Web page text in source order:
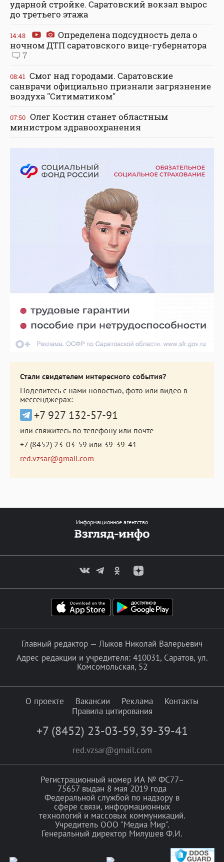
ударной стройке. Саратовский вокзал вырос
до третьего этажа
14:48
Определена подсудность дела о
ночном ДТП саратовского вице-губернатора
7
08:41 Смог над городами. Саратовские
санврачи официально признали загрязнение
воздуха "Ситиматиком"
07:50 Олег Костин станет областным
министром здравоохранения
Стали свидетелем интересного события?
Поделитесь с нами новостью, фото или видео в
мессенджерах:
+7 927 132-57-91
или свяжитесь по телефону или почте
+7 (8452) 23-03-59 или 39-39-41
red.vzsar@gmail.com
Информационное агентство
Главный редактор — Лыков Николай Валерьевич
Адрес редакции и учредителя: 410031, Саратов, ул.
Комсомольская, 52
О проекте Вакансии Реклама
Контакты
Правила цитирования
+7 (8452) 23-03-59, 39-39-41
red.vzsar@gmail.com
Регистрационный номер ИА № ФС77–
75657 выдан 8 мая 2019 года
Федеральной службой по надзору в
сфере связи, информационных
технологий и массовых коммуникаций.
Учредитель ООО "Медиа Мир".
Генеральный директор Милушев Ф.И.